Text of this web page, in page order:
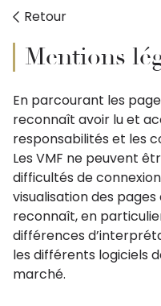
Retour
Mentions
En parcourant les
reconnaît avoir lu et
responsabilités et les
Les VMF ne peuvent
difficultés de
visualisation des pages
reconnaît, en
différences
les différents logiciels
marché.